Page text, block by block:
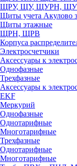
ЩРУ, ЩУ, ЩУРН,
Щиты учета Акулово
Щиты этажные
ЩРН, ЩРВ
Корпуса
Электросчетчики
Аксессуары к
Однофазные
Трехфазные
Аксессуары к
EKF
Меркурий
Однофазные
Однотарифные
Многотарифные
Трехфазные
Однотарифные
Многотарифные